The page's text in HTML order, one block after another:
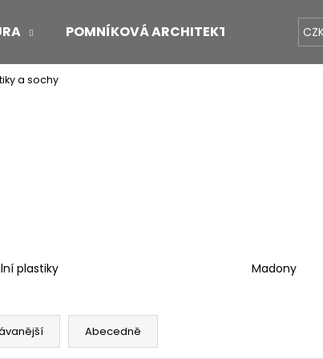
POMNÍKOVÁ ARCHITEKTURA O
a sochy
plastiky Madony
Abecedně
potřebujete najít?